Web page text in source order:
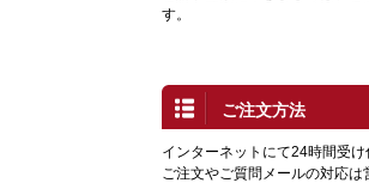
す。
ご注文方法
インターネットにて24時間受
ご注文やご質問メールの対応